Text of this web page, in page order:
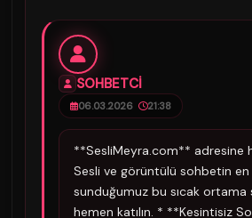
SOHBETCİ
06.03.2026 21:38
**SesliMeyra.com** adresine
Sesli ve görüntülü sohbetin en
sunduğumuz bu sıcak ortama
hemen katılın. * **Kesintisiz